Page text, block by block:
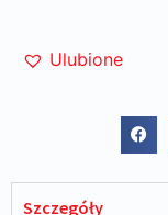
Ulubione
Szczegóły